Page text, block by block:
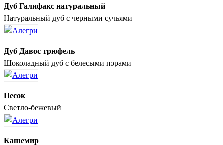
Дуб Галифакс натуральный
Натуральный дуб с черными сучьями
Дуб Давос трюфель
Шоколадный дуб с белесыми порами
Песок
Светло-бежевый
Кашемир